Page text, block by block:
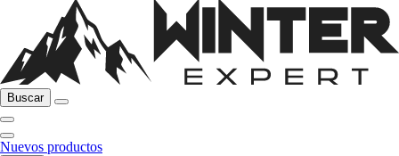
Buscar
Nuevos productos